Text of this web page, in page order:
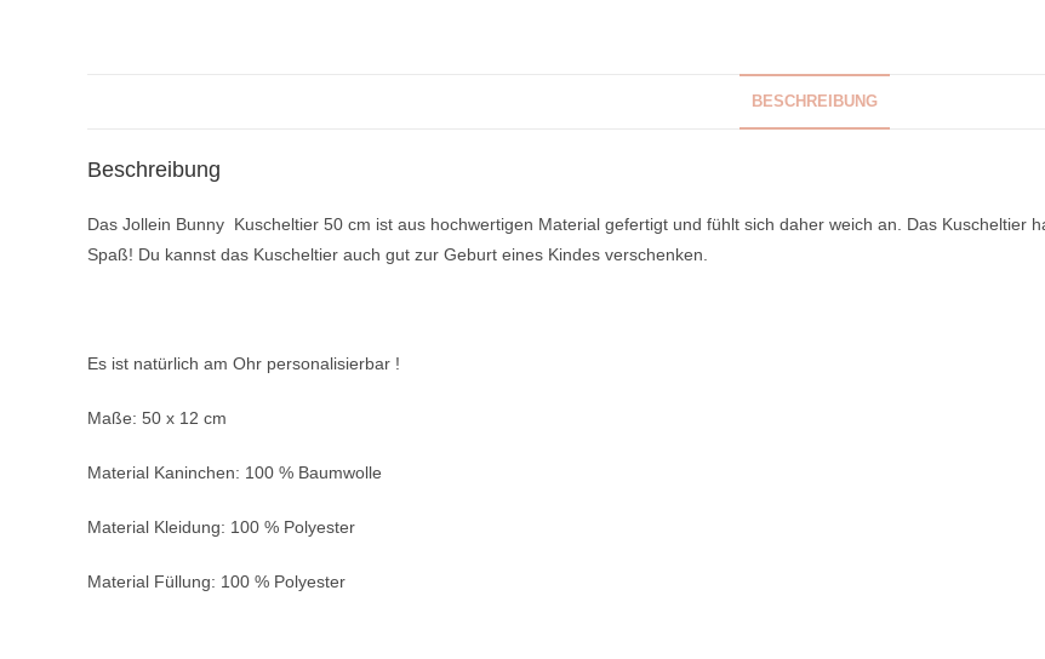
BESCHREIBUNG
Beschreibung
Das Jollein Bunny Kuscheltier 50 cm ist aus hochwertigen Material gefertigt und fühlt sich daher weich an. Das Kuscheltier
Spaß! Du kannst das Kuscheltier auch gut zur Geburt eines Kindes verschenken.
Es ist natürlich am Ohr personalisierbar !
Maße: 50 x 12 cm
Material Kaninchen: 100 % Baumwolle
Material Kleidung: 100 % Polyester
Material Füllung: 100 % Polyester